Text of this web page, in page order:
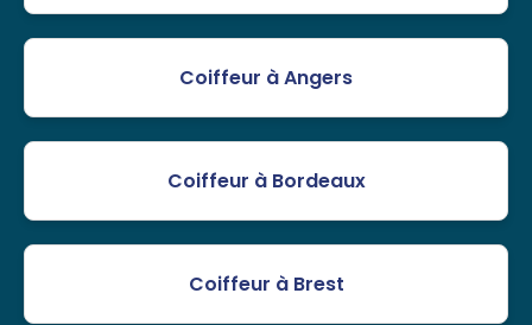
Coiffeur à Angers
Coiffeur à Bordeaux
Coiffeur à Brest